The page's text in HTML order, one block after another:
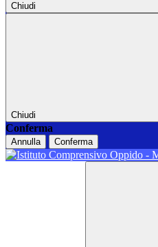
Chiudi
Chiudi
Conferma
Annulla Conferma